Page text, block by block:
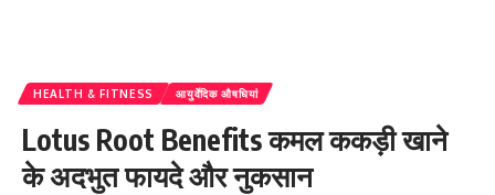
HEALTH & FITNESS आयुर्वेदिक औषधियां
Lotus Root Benefits कमल ककड़ी खाने
के अदभुत फायदे और नुकसान